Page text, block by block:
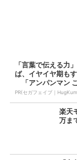
「言葉で伝える力
ば、イヤイヤ期も
「アンパンマン
ん...
PR(セガフェイブ｜
楽天
万ま